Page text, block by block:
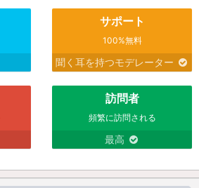
soutenir dans les épreuves et bâtir
une belle histoire d’amour fondée sur
la confiance, la tendresse et le
bonheur partagé.
サポート
100%無料
聞く耳を持つモデレーター
訪問者
頻繁に訪問される
最高